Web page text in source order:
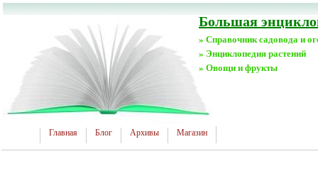
Большая
» Справочник садовода и
» Энциклопедия растений
» Овощи и фрукты
Главная Блог Архивы Магазин